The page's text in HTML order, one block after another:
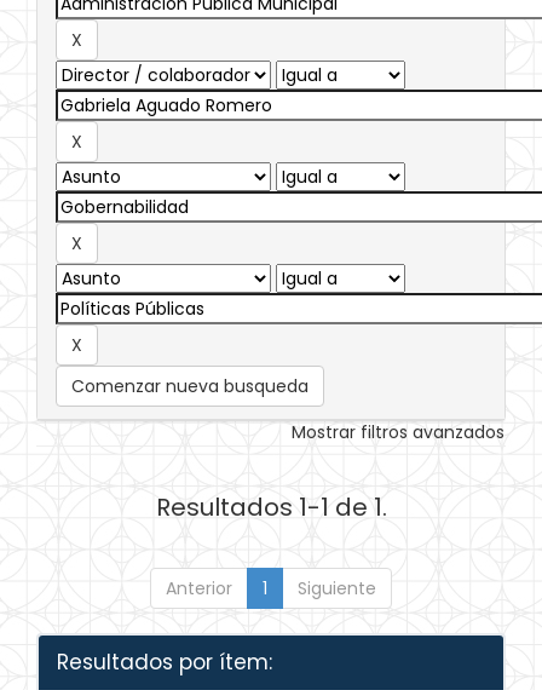
Comenzar nueva busqueda
Mostrar filtros avanzados
Resultados 1-1 de 1.
Anterior 1 Siguiente
Resultados por ítem: